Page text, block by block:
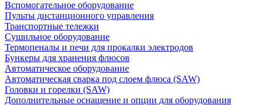
Вспомогательное оборудование
Пульты дистанционного управления
Транспортные тележки
Сушильное оборудование
Термопеналы и печи для прокалки электродов
Бункеры для хранения флюсов
Автоматическое оборудование
Автоматическая сварка под слоем флюса (SAW)
Головки и горелки (SAW)
Дополнительные оснащение и опции для оборудования